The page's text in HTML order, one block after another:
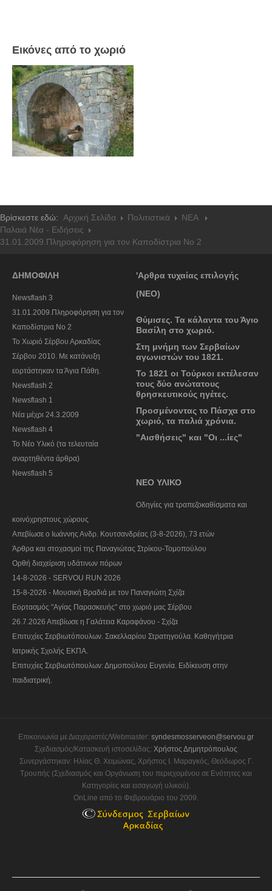
Εικόνες από το χωριό
Βρίσκεστε εδώ: Αρχική Σελίδα Πολιτιστικά
NEA
Παλαιά Νέα - Ειδήσεις
31.01.2009.Πληροφόρηση για τον Καποδίστρια Νο 2
ΔΗΜΟΦΙΛΗ
Newsflash 3
31.01.2009.Πληροφόρηση για τον
Καποδίστρια Νο 2
To Χωριό Σέρβου Αρκαδίας
Σέρβου 2010. Με κατάνυξη
εορτάστηκαν τα Άγια Πάθη.
Newsflash 2
Newsflash 1
Nέα μέχρι 24.3.2009
Newsflash 4
Το Νέο Υλικό (τα τελευταία
αναρτηθέντα άρθρα)
Newsflash 5
'Αρθρα τυχαίας επιλογής
(ΝΕΟ)
Θύμισες. Τα κάλαντα του Άγιο
Βασίλη στο χωριό.
Στη μνήμη των Σερβαίων
αγωνιστών του 1821.
Το 1821 οι Τούρκοι εκτέλεσαν
τους δύο ανώτατους
θρησκευτικούς ηγέτες.
Προσμένοντας το Πάσχα στο
χωριό, τα παλιά χρόνια.
"Αισθήσεις" και "Οι ...ίες"
ΝΕΟ ΥΛΙΚΟ
Οδηγίες για τραπεζοκαθίσματα και
κοινόχρηστους χώρους
Απεβίωσε ο Ιωάννης Ανδρ. Κουτσανδρέας (3-8-2026), 73 ετών
Άρθρα και στοχασμοί της Παναγιώτας Στρίκου-Τομοπούλου
Ορθή διαχείριση υδάτινων πόρων
14-8-2026 - SERVOU RUN 2026
15-8-2026 - Μουσική Βραδιά με τον Παναγιώτη Σχίζα
Εορτασμός "Αγίας Παρασκευής" στο χωριό μας Σέρβου
26.7.2026 Απεβίωσε η Γαλάτεια Καραφάνου - Σχίζα
Επιτυχίες Σερβιωτόπουλων. Σακελλαρίου Στρατηγούλα. Καθηγήτρια
Ιατρικής Σχολής ΕΚΠΑ.
Επιτυχίες Σερβιωτόπουλων: Δημοπούλου Ευγενία. Ειδίκευση στην
παιδιατρική.
Επικοινωνία με Διαχειριστές/Webmaster: syndesmosserveon@servou.gr
Σχεδιασμός/Κατασκευή ιστοσελίδας: Χρήστος Δημητρόπουλος
Συνεργάστηκαν: Ηλίας Θ. Χειμώνας, Χρήστος Ι. Μαραγκός, Θεόδωρος Γ.
Τρουπής (Σχεδιασμός και Οργάνωση του περιεχομένου σε Ενότητες και
Κατηγορίες και εισαγωγή υλικού).
OnLine από το Φεβρουάριο του 2009.